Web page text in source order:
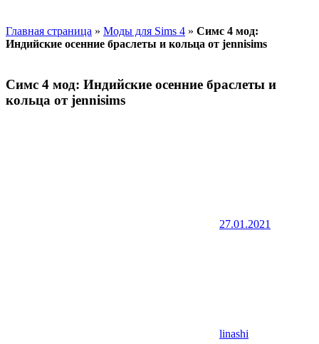
Главная страница » Моды для Sims 4 » Симс 4 мод:
Индийские осенние браслеты и кольца от jennisims
Симс 4 мод: Индийские осенние браслеты и
кольца от jennisims
27.01.2021
linashi